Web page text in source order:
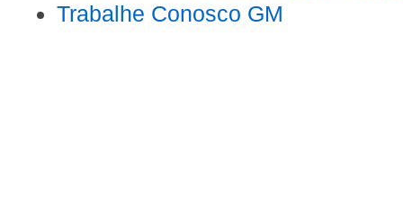
Trabalhe Conosco GM